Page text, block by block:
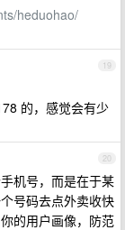
heduohao/
19
的，感觉会有少
20
机号，而是在于某
号码去点外卖收快
的用户画像，防范